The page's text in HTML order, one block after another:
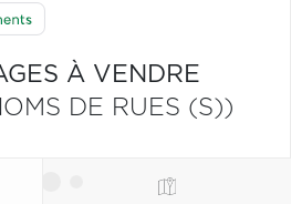
À VENDRE
DE RUES (S))